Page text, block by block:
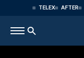
TELEX AFTER